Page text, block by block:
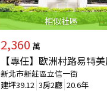
相似社區
2,360 萬
【專任】歐洲村路易特
新北市新莊區立信一街
建坪39.12 3房2廳 20.6年